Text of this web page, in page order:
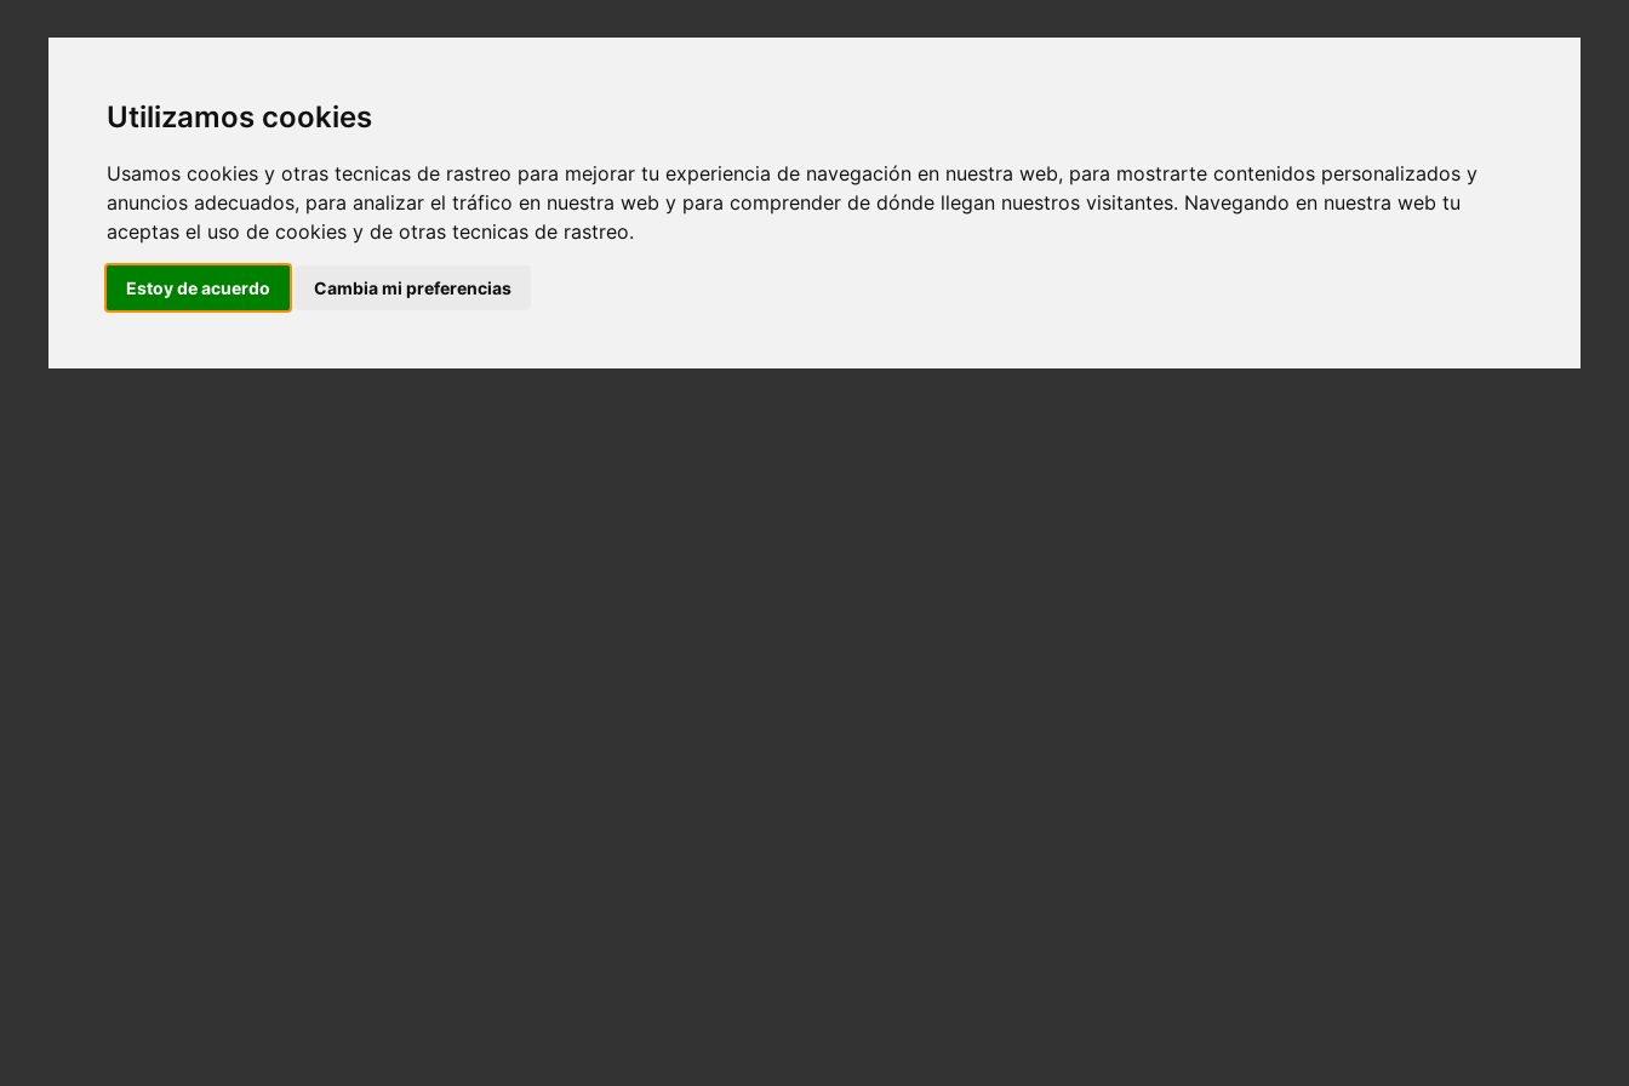
Utilizamos cookies
Usamos cookies y otras tecnicas de rastreo para mejorar tu experiencia de navegación en nuestra web, para mostrarte contenidos personalizados y
anuncios adecuados, para analizar el tráfico en nuestra web y para comprender de dónde llegan nuestros visitantes. Navegando en nuestra web tu
aceptas el uso de cookies y de otras tecnicas de rastreo.
Estoy de acuerdo Cambia mi preferencias